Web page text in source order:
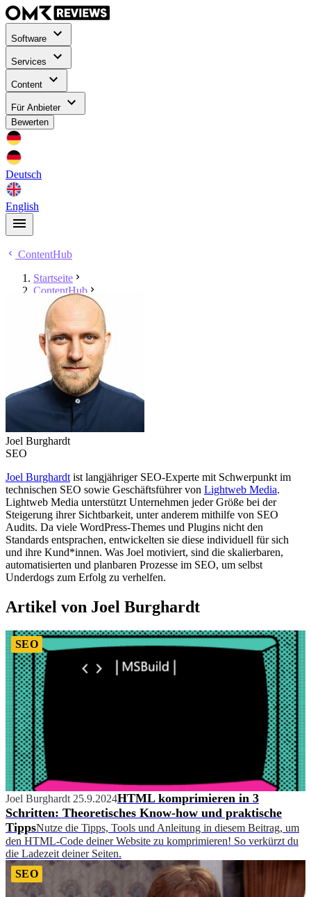
Software
Services
Content
Für Anbieter
Bewerten
Deutsch
English
ContentHub
Startseite
ContentHub
Joel Burghardt
Joel Burghardt
SEO
Joel Burghardt ist langjähriger SEO-Experte mit Schwerpunkt im
technischen SEO sowie Geschäftsführer von Lightweb Media.
Lightweb Media unterstützt Unternehmen jeder Größe bei der
Steigerung ihrer Sichtbarkeit, unter anderem mithilfe von SEO
Audits. Da viele WordPress-Themes und Plugins nicht den
Standards entsprachen, entwickelten sie diese individuell für sich
und ihre Kund*innen. Was Joel motiviert, sind die skalierbaren,
automatisierten und planbaren Prozesse im SEO, um selbst
Underdogs zum Erfolg zu verhelfen.
Artikel von Joel Burghardt
SEO
Joel Burghardt 25.9.2024HTML komprimieren in 3
Schritten: Theoretisches Know-how und praktische
TippsNutze die Tipps, Tools und Anleitung in diesem Beitrag, um
den HTML-Code deiner Website zu komprimieren! So verkürzt du
die Ladezeit deiner Seiten.
SEO